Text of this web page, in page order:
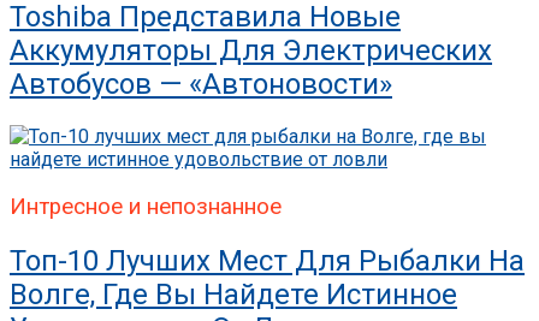
Toshiba Представила Новые
Аккумуляторы Для Электрических
Автобусов — «Автоновости»
Интресное и непознанное
Топ-10 Лучших Мест Для Рыбалки На
Волге, Где Вы Найдете Истинное